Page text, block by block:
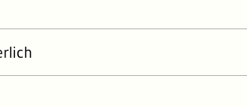
Abo-Service
bietet einen Abo-Service an. Sie